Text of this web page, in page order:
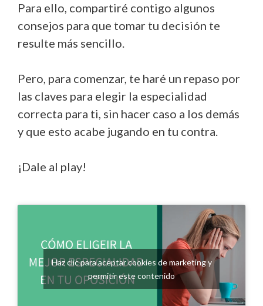
Para ello, compartiré contigo algunos
consejos para que tomar tu decisión te
resulte más sencillo.
Pero, para comenzar, te haré un repaso por
las claves para elegir la especialidad
correcta para ti, sin hacer caso a los demás
y que esto acabe jugando en tu contra.
¡Dale al play!
Haz clic para aceptar cookies de marketing y
permitir este contenido